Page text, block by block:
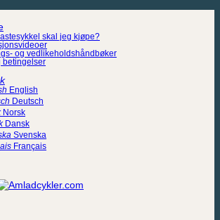
skal jeg kjøpe?
og vedlikeholdshåndbøker
betingelser
English
Deutsch
Norsk
Dansk
Svenska
Français